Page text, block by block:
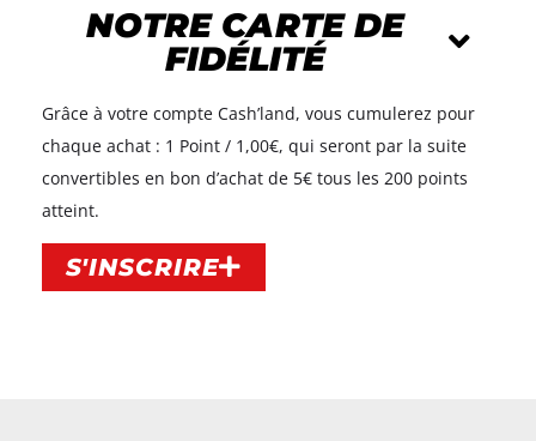
NOTRE CARTE DE
FIDÉLITÉ
Grâce à votre compte Cash’land, vous cumulerez pour
chaque achat : 1 Point / 1,00€, qui seront par la suite
convertibles en bon d’achat de 5€ tous les 200 points
atteint.​
S'INSCRIRE